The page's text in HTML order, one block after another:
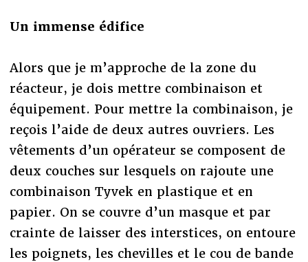
Un immense édifice
Alors que je m’approche de la zone du
réacteur, je dois mettre combinaison et
équipement. Pour mettre la combinaison, je
reçois l’aide de deux autres ouvriers. Les
vêtements d’un opérateur se composent de
deux couches sur lesquels on rajoute une
combinaison Tyvek en plastique et en
papier. On se couvre d’un masque et par
crainte de laisser des interstices, on entoure
les poignets, les chevilles et le cou de bande